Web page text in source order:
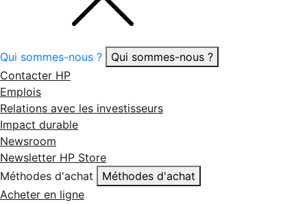
Qui sommes-nous ?
Qui sommes-nous ?
Contacter HP
Emplois
Relations avec les investisseurs
Impact durable
Newsroom
Newsletter HP Store
Méthodes d'achat
Méthodes d'achat
Acheter en ligne